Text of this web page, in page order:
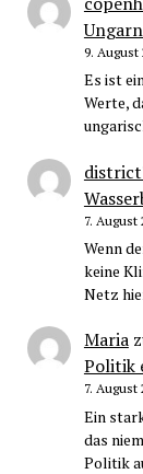
9. August
Es ist
Werte,
7. August
Wenn
keine
Netz
Maria
Politik
7. August
Ein
das
Politik